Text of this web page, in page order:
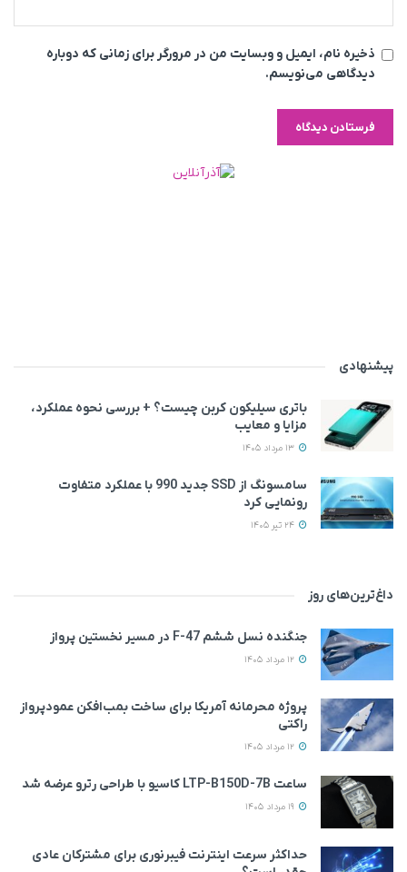
ذخیره نام، ایمیل و وبسایت من در مرورگر برای زمانی که دوباره
دیدگاهی می‌نویسم.
پیشنهادی
باتری سیلیکون کربن چیست؟ + بررسی نحوه عملکرد،
مزایا و معایب
سامسونگ از SSD جدید 990 با عملکرد متفاوت
رونمایی کرد
داغ‌ترین‌های روز
جنگنده نسل ششم F-47 در مسیر نخستین پرواز
پروژه محرمانه آمریکا برای ساخت بمب‌افکن عمودپرواز
راکتی
ساعت LTP-B150D-7B کاسیو با طراحی رترو عرضه شد
حداکثر سرعت اینترنت فیبرنوری برای مشترکان عادی